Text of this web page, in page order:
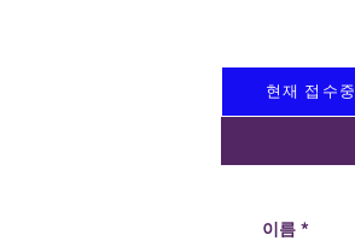
현재 접수중
이름